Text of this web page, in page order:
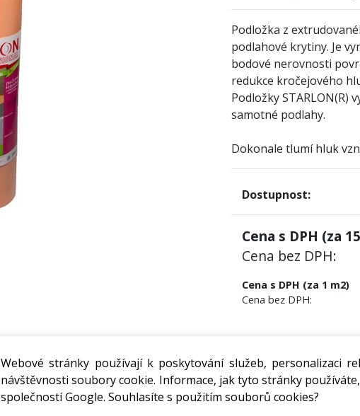
Webové stránky používají k poskytování služeb, personalizaci
návštěvnosti soubory cookie. Informace, jak tyto stránky
společností Google. Souhlasíte s použitím souborů cookies?
Podložka z
podlahové krytiny. Je
bodové nerovnosti
redukce kročejového
Podložky
samotné podlahy.
Dokonale tlumí hluk
Dostupnost:
Cena s DPH (za 15
Cena bez DPH:
Cena s DPH (za 1 m2)
Cena bez DPH: